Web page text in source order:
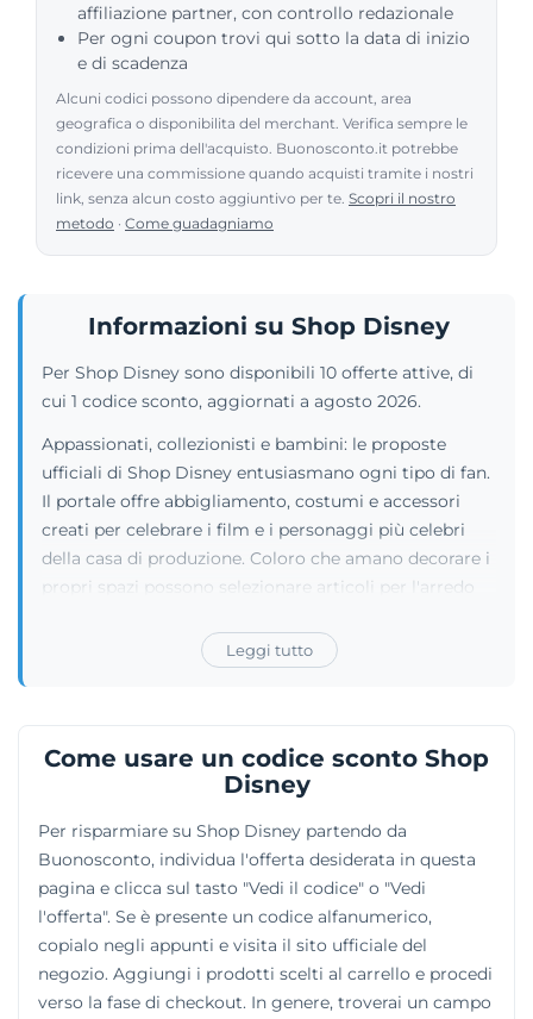
affiliazione partner, con controllo redazionale
Per ogni coupon trovi qui sotto la data di inizio
e di scadenza
Alcuni codici possono dipendere da account, area
geografica o disponibilita del merchant. Verifica sempre le
condizioni prima dell'acquisto. Buonosconto.it potrebbe
ricevere una commissione quando acquisti tramite i nostri
link, senza alcun costo aggiuntivo per te. Scopri il nostro
metodo · Come guadagniamo
Informazioni su Shop Disney
Per Shop Disney sono disponibili 10 offerte attive, di
cui 1 codice sconto, aggiornati a agosto 2026.
Appassionati, collezionisti e bambini: le proposte
ufficiali di Shop Disney entusiasmano ogni tipo di fan.
Il portale offre abbigliamento, costumi e accessori
creati per celebrare i film e i personaggi più celebri
della casa di produzione. Coloro che amano decorare i
propri spazi possono selezionare articoli per l'arredo
scoprire edizioni limitate e collaborazioni particolari,
comprese quelle dedicate al mondo delle corse.
pronti per l'acquisto. La piattaforma raccoglie tutto
ciò che appartiene al regno del topolino, assicurando
Leggi tutto
Come usare un codice sconto Shop
Disney
Per risparmiare su Shop Disney partendo da
Buonosconto, individua l'offerta desiderata in questa
pagina e clicca sul tasto "Vedi il codice" o "Vedi
l'offerta". Se è presente un codice alfanumerico,
copialo negli appunti e visita il sito ufficiale del
negozio. Aggiungi i prodotti scelti al carrello e procedi
verso la fase di checkout. In genere, troverai un campo